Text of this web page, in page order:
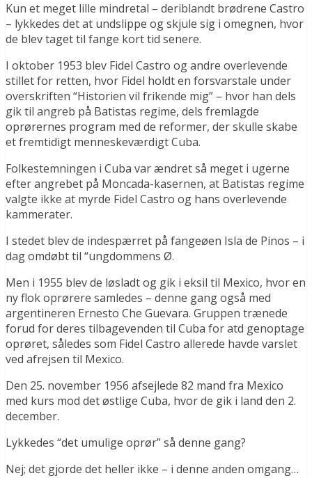
Kun et meget lille mindretal – deriblandt brødrene Castro
– lykkedes det at undslippe og skjule sig i omegnen, hvor
de blev taget til fange kort tid senere.
I oktober 1953 blev Fidel Castro og andre overlevende
stillet for retten, hvor Fidel holdt en forsvarstale under
overskriften “Historien vil frikende mig” – hvor han dels
gik til angreb på Batistas regime, dels fremlagde
oprørernes program med de reformer, der skulle skabe
et fremtidigt menneskeværdigt Cuba.
Folkestemningen i Cuba var ændret så meget i ugerne
efter angrebet på Moncada-kasernen, at Batistas regime
valgte ikke at myrde Fidel Castro og hans overlevende
kammerater.
I stedet blev de indespærret på fangeøen Isla de Pinos – i
dag omdøbt til “ungdommens Ø.
Men i 1955 blev de løsladt og gik i eksil til Mexico, hvor en
ny flok oprørere samledes – denne gang også med
argentineren Ernesto Che Guevara. Gruppen trænede
forud for deres tilbagevenden til Cuba for atd genoptage
oprøret, således som Fidel Castro allerede havde varslet
ved afrejsen til Mexico.
Den 25. november 1956 afsejlede 82 mand fra Mexico
med kurs mod det østlige Cuba, hvor de gik i land den 2.
december.
Lykkedes “det umulige oprør” så denne gang?
Nej; det gjorde det heller ikke – i denne anden omgang…